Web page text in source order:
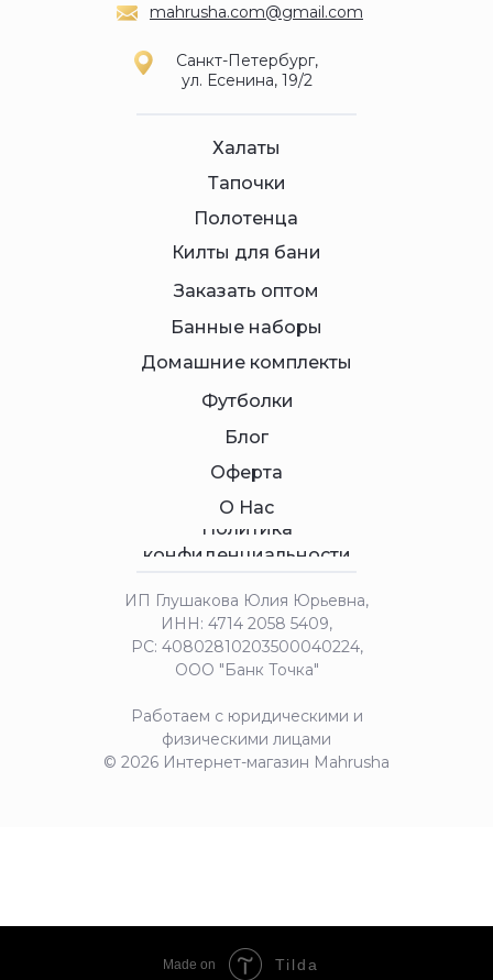
Работаем с юридическими и
физическими лицами
© 2026 Интернет-магазин Mahrusha
ИП Глушакова Юлия Юрьевна,
ИНН: 4714 2058 5409,
РС: 40802810203500040224,
ООО "Банк Точка"
Санкт-Петербург,
ул. Есенина, 19/2
mahrusha.com@gmail.com
Домашние комплекты
Банные наборы
Футболки
Заказать оптом
Килты для бани
Полотенца
Тапочки
Халаты
Политика
конфиденциальности
Оферта
О Нас
Блог
Made on Tilda